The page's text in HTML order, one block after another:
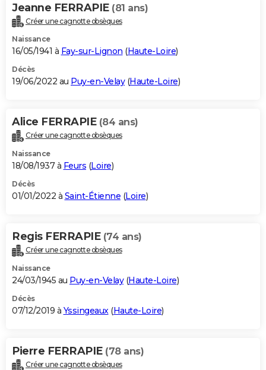
Jeanne FERRAPIE (81 ans)
Créer une cagnotte obsèques
Naissance
16/05/1941 à Fay-sur-Lignon (Haute-Loire)
Décès
19/06/2022 au Puy-en-Velay(Haute-Loire)
Alice FERRAPIE (84 ans)
Créer une cagnotte obsèques
Naissance
18/08/1937 à Feurs (Loire)
Décès
01/01/2022 à Saint-Étienne (Loire)
Regis FERRAPIE (74 ans)
Créer une cagnotte obsèques
Naissance
24/03/1945 au Puy-en-Velay(Haute-Loire)
Décès
07/12/2019 à Yssingeaux(Haute-Loire)
Pierre FERRAPIE (78 ans)
Créer une cagnotte obsèques